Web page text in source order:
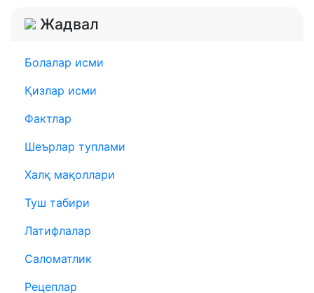
Жадвал
Болалар исми
Қизлар исми
Фактлар
Шеърлар туплами
Халқ мақоллари
Туш табири
Латифлалар
Саломатлик
Рецеплар